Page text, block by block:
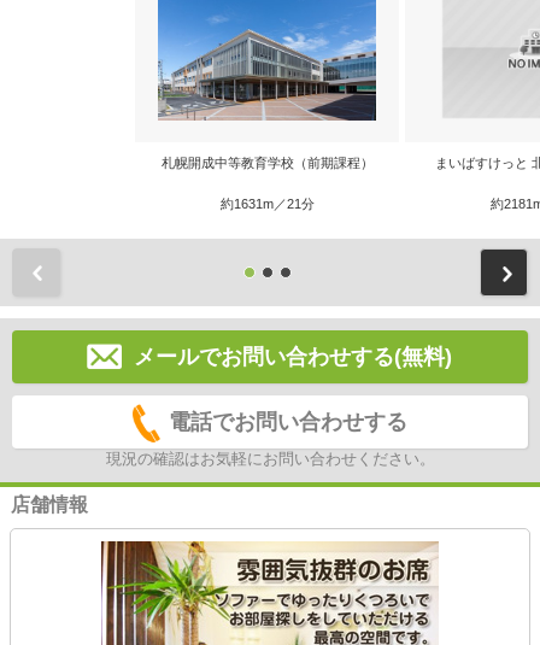
札幌開成中等教育学校（前期課程）
約1631m／21分
まいばすけっと
約
メールでお問い合わせする(無料)
電話でお問い合わせする
現況の確認はお気軽にお問い合わせください。
店舗情報